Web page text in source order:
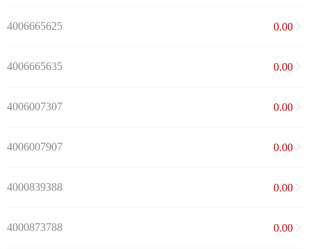
4006665625 0.00
4006665635 0.00
4006007307 0.00
4006007907 0.00
4000839388 0.00
4000873788 0.00